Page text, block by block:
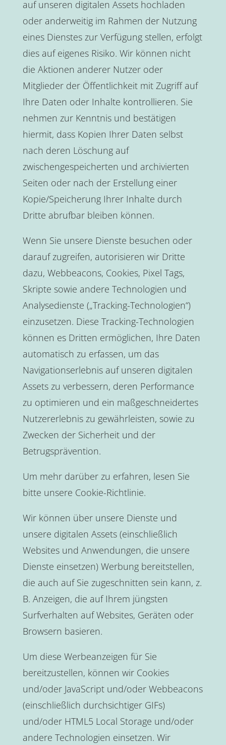
auf unseren digitalen Assets hochladen
oder anderweitig im Rahmen der Nutzung
eines Dienstes zur Verfügung stellen, erfolgt
dies auf eigenes Risiko. Wir können nicht
die Aktionen anderer Nutzer oder
Mitglieder der Öffentlichkeit mit Zugriff auf
Ihre Daten oder Inhalte kontrollieren. Sie
nehmen zur Kenntnis und bestätigen
hiermit, dass Kopien Ihrer Daten selbst
nach deren Löschung auf
zwischengespeicherten und archivierten
Seiten oder nach der Erstellung einer
Kopie/Speicherung Ihrer Inhalte durch
Dritte abrufbar bleiben können.
Wenn Sie unsere Dienste besuchen oder
darauf zugreifen, autorisieren wir Dritte
dazu, Webbeacons, Cookies, Pixel Tags,
Skripte sowie andere Technologien und
Analysedienste („Tracking-Technologien“)
einzusetzen. Diese Tracking-Technologien
können es Dritten ermöglichen, Ihre Daten
automatisch zu erfassen, um das
Navigationserlebnis auf unseren digitalen
Assets zu verbessern, deren Performance
zu optimieren und ein maßgeschneidertes
Nutzererlebnis zu gewährleisten, sowie zu
Zwecken der Sicherheit und der
Betrugsprävention.
Um mehr darüber zu erfahren, lesen Sie
bitte unsere Cookie-Richtlinie.
Wir können über unsere Dienste und
unsere digitalen Assets (einschließlich
Websites und Anwendungen, die unsere
Dienste einsetzen) Werbung bereitstellen,
die auch auf Sie zugeschnitten sein kann, z.
B. Anzeigen, die auf Ihrem jüngsten
Surfverhalten auf Websites, Geräten oder
Browsern basieren.
Um diese Werbeanzeigen für Sie
bereitzustellen, können wir Cookies
und/oder JavaScript und/oder Webbeacons
(einschließlich durchsichtiger GIFs)
und/oder HTML5 Local Storage und/oder
andere Technologien einsetzen. Wir